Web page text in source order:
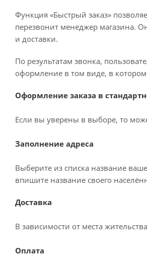
Функция «Быстрый заказ»
перезвонит менеджер магазина.
и доставки.
По результатам звонка,
оформление в том виде, в
Оформление заказа в
Если вы уверены в выборе, то
Заполнение адреса
Выберите из списка название
впишите название своего
Доставка
В зависимости от места
Оплата